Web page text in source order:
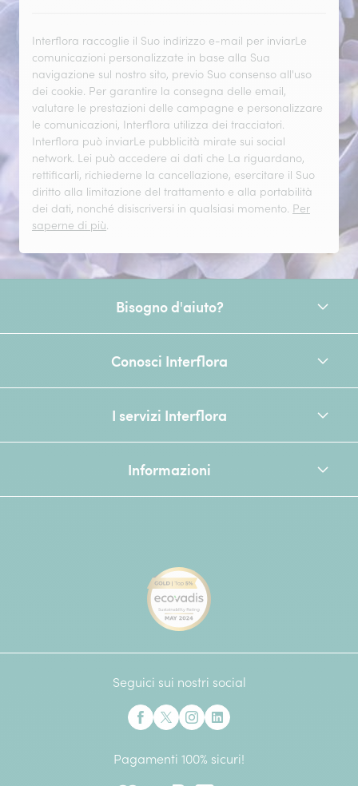
Interflora raccoglie il Suo indirizzo e-mail per inviarLe
comunicazioni personalizzate in base alla Sua
navigazione sul nostro sito, previo Suo consenso all'uso
dei cookie. Per garantire la consegna delle email,
valutare le prestazioni delle campagne e personalizzare
le comunicazioni, Interflora utilizza dei tracciatori.
Interflora può inviarLe pubblicità mirate sui social
network. Lei può accedere ai dati che La riguardano,
rettificarli, richiederne la cancellazione, esercitare il Suo
diritto alla limitazione del trattamento e alla portabilità
dei dati, nonché disiscriversi in qualsiasi momento. Per
saperne di più.
Bisogno d'aiuto?
Conosci Interflora
I servizi Interflora
Informazioni
Seguici sui nostri social
Pagamenti 100% sicuri!